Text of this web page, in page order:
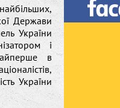
Держави
України
і
в
України